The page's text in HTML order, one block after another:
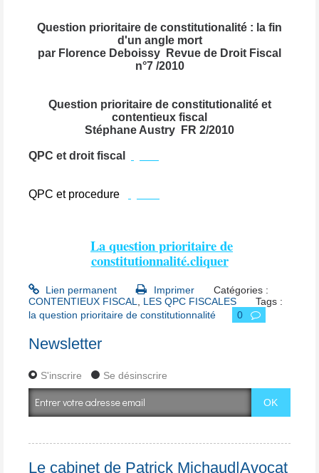
Question prioritaire de constitutionalité : la fin
d'un angle mort
par Florence Deboissy Revue de Droit Fiscal
n°7 /2010
Question prioritaire de constitutionalité et
contentieux fiscal
Stéphane Austry FR 2/2010
QPC et droit fiscal
QPC et procedure
La question prioritaire de
constitutionnalité.cliquer
Lien permanent Imprimer
Catégories :
CONTENTIEUX FISCAL
LES QPC FISCALES
Tags :
la question prioritaire de constitutionnalité
0
Newsletter
S'inscrire Se désinscrire
Le cabinet de Patrick Michaud|Avocat